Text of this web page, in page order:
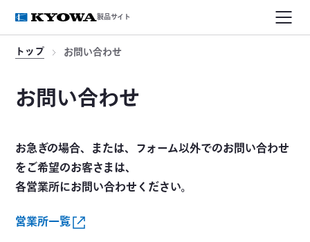
製品サイト
トップ お問い合わせ
お問い合わせ
お急ぎの場合、または、フォーム以外でのお問い合わせ
をご希望のお客さまは、
各営業所にお問い合わせください。
営業所一覧